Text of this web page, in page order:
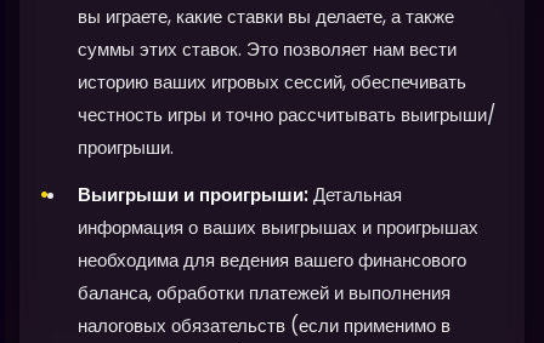
вы играете, какие ставки вы делаете, а также
суммы этих ставок. Это позволяет нам вести
историю ваших игровых сессий, обеспечивать
честность игры и точно рассчитывать выигрыши/
проигрыши.
Выигрыши и проигрыши:Детальная
информация о ваших выигрышах и проигрышах
необходима для ведения вашего финансового
баланса, обработки платежей и выполнения
налоговых обязательств (если применимо в